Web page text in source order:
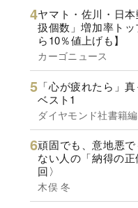
ヤマト・佐川・日
扱個数」増加率ト
ら10％値上げも】
カーゴニュース
「心が疲れたら」
ベスト1
ダイヤモンド社書籍
頑固でも、意地悪
ない人の「納得の
回〉
木俣 冬